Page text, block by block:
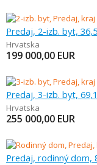
Predaj, 2-izb. byt,
Hrvatska
199 000,00 EUR
Predaj, 3-izb. byt,
Hrvatska
255 000,00 EUR
Predaj, rodinný dom,